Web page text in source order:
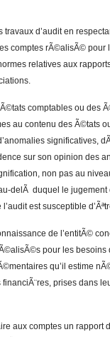
d’audit en
comptes rÃ©alisÃ© pour
relatives aux
comptables ou des
au contenu des Ã©tats
significatives,
sur son opinion des
non pas au
delÃ duquel le jugement
est susceptible
de l’entitÃ©
pour les besoins
qu’il estime
prises dans
aux comptes un rapport